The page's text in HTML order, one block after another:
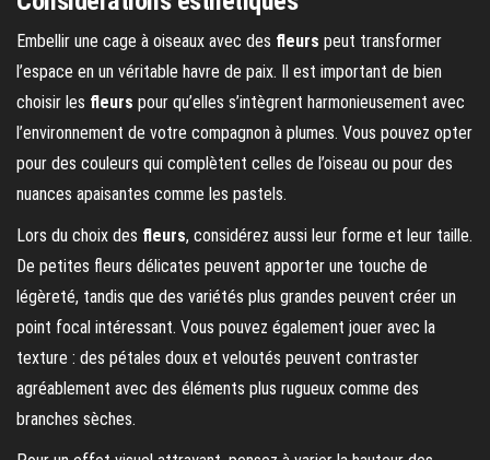
Embellir une cage à oiseaux avec des fleurs peut transformer
l’espace en un véritable havre de paix. Il est important de bien
choisir les fleurs pour qu’elles s’intègrent harmonieusement avec
l’environnement de votre compagnon à plumes. Vous pouvez opter
pour des couleurs qui complètent celles de l’oiseau ou pour des
nuances apaisantes comme les pastels.
Lors du choix des fleurs, considérez aussi leur forme et leur taille.
De petites fleurs délicates peuvent apporter une touche de
légèreté, tandis que des variétés plus grandes peuvent créer un
point focal intéressant. Vous pouvez également jouer avec la
texture : des pétales doux et veloutés peuvent contraster
agréablement avec des éléments plus rugueux comme des
branches sèches.